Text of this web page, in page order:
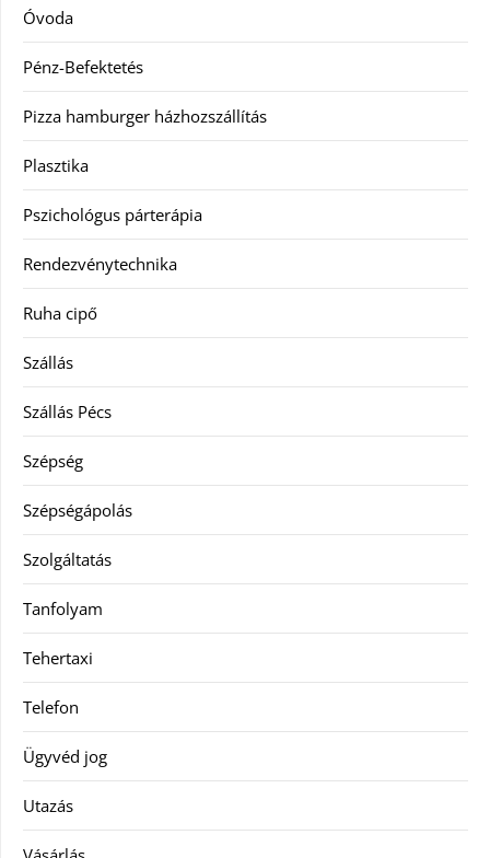
Óvoda
Pénz-Befektetés
Pizza hamburger házhozszállítás
Plasztika
Pszichológus párterápia
Rendezvénytechnika
Ruha cipő
Szállás
Szállás Pécs
Szépség
Szépségápolás
Szolgáltatás
Tanfolyam
Tehertaxi
Telefon
Ügyvéd jog
Utazás